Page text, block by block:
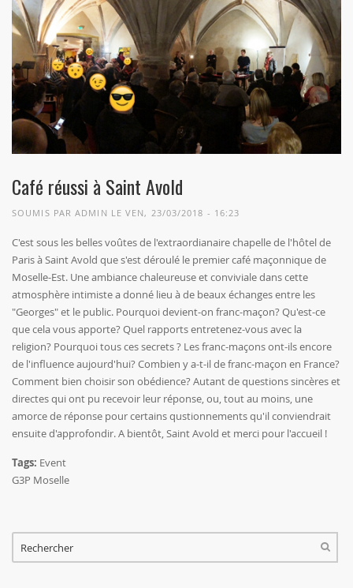
Café réussi à Saint Avold
SOUMIS PARADMIN LE VEN, 23/03/2018 - 16:23
C'est sous les belles voûtes de l'extraordianaire chapelle de l'hôtel de
Paris à Saint Avold que s'est déroulé le premier café maçonnique de
Moselle-Est. Une ambiance chaleureuse et conviviale dans cette
atmosphère intimiste a donné lieu à de beaux échanges entre les
"Georges" et le public. Pourquoi devient-on franc-maçon? Qu'est-ce
que cela vous apporte? Quel rapports entretenez-vous avec la
religion? Pourquoi tous ces secrets ? Les franc-maçons ont-ils encore
de l'influence aujourd'hui? Combien y a-t-il de franc-maçon en France?
Comment bien choisir son obédience? Autant de questions sincères et
directes qui ont pu recevoir leur réponse, ou, tout au moins, une
amorce de réponse pour certains qustionnements qu'il conviendrait
ensuite d'approfondir. A bientôt, Saint Avold et merci pour l'accueil !
Tags: Event
G3P Moselle
FORMULAIRE DE RECHERCHE